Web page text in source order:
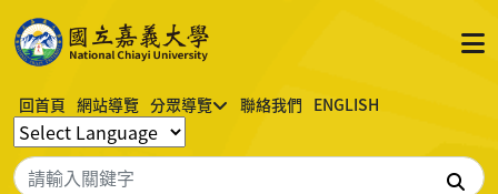
回首頁 網站導覽 分眾導覽 聯絡我們 ENGLISH
搜尋